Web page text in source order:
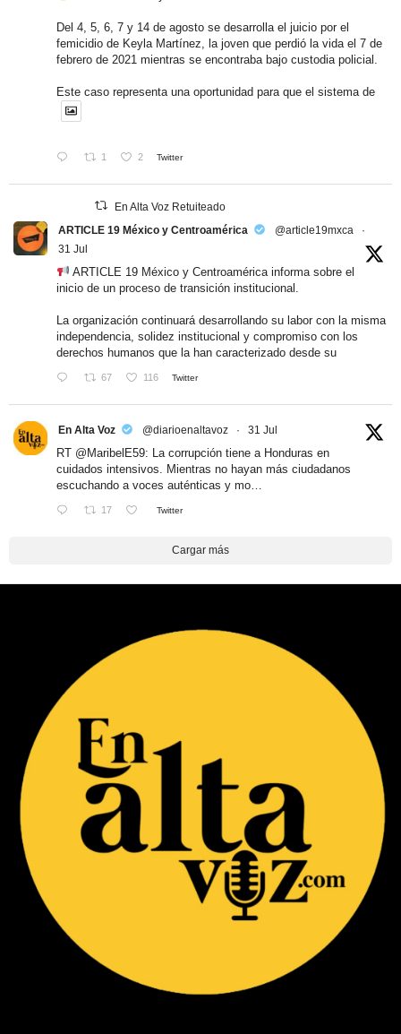
Del 4, 5, 6, 7 y 14 de agosto se desarrolla el juicio por el
femicidio de Keyla Martínez, la joven que perdió la vida el 7 de
febrero de 2021 mientras se encontraba bajo custodia policial.
Este caso representa una oportunidad para que el sistema de
1 2 Twitter
En Alta Voz Retuiteado
ARTICLE 19 México y Centroamérica
@article19mxca
·
31 Jul
ARTICLE 19 México y Centroamérica informa sobre el
inicio de un proceso de transición institucional.
La organización continuará desarrollando su labor con la misma
independencia, solidez institucional y compromiso con los
derechos humanos que la han caracterizado desde su
67 116 Twitter
En Alta Voz @diarioenaltavoz · 31 Jul
RT @MaribelE59: La corrupción tiene a Honduras en
cuidados intensivos. Mientras no hayan más ciudadanos
escuchando a voces auténticas y mo…
17 Twitter
Cargar más